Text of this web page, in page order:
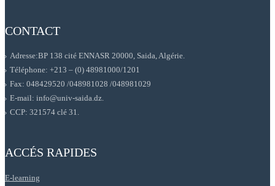
CONTACT
Adresse:BP 138 cité ENNASR 20000, Saida, Algérie.
Téléphone: +213 – (0) 48981000/1201
Fax: 048429520 /048981028 /048981029
E-mail: info@univ-saida.dz.
CCP: 321574 clé 31.
ACCÉS RAPIDES
E-learning